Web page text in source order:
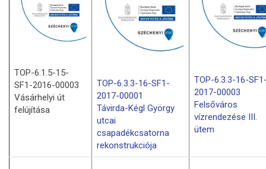
TOP-6.1.5-15-
SF1-2016-00003
Vásárhelyi út
felújítása
TOP-6.3.3-16-SF1-
2017-00001
Távirda-Kégl György
utcai
csapadékcsatorna
rekonstrukciója
TOP-6.3.3-16-
2017-00003
Felsőváros
vízrendezése III.
ütem